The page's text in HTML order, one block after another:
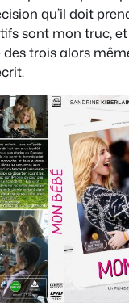
qu’il doit
sont mon truc,
trois alors